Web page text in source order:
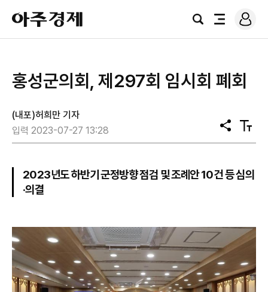
아
주
경
검
전
로
그
홍성군의회, 제297회 임시회 폐회
(내포)허희만 기자
입력 2023-07-27 13:28
공
유
텍
스
기
2023년도 하반기 군정방향 점검 및 조례안 10건 등 심의
·의결